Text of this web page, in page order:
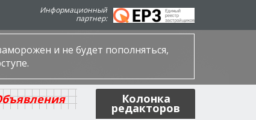
Информационный
партнер:
и не будет пополняться,
Колонка
редакторов